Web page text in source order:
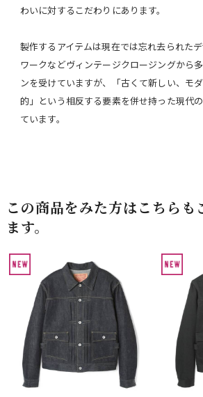
わいに対するこだわりにあります。
製作するアイテムは現在では忘れ去られた
ワークなどヴィンテージクロージングから
ンを受けていますが、「古くて新しい、モ
的」という相反する要素を併せ持った現代
ています。
この商品をみた方はこちらも
ます。